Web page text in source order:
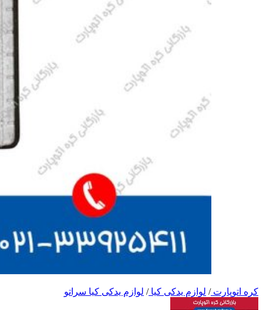
کره اتوپارت/ لوازم یدکی کیا/ لوازم یدکی کیا سراتو